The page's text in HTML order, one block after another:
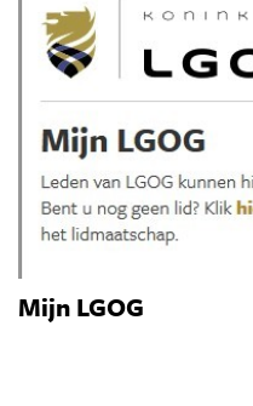
Mijn LGOG